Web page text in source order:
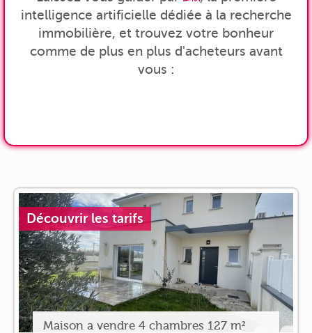
intelligence artificielle dédiée à la recherche
immobilière, et trouvez votre bonheur
comme de plus en plus d'acheteurs avant
vous :
Découvrir les tarifs
Maison a vendre 4 chambres 127 m²